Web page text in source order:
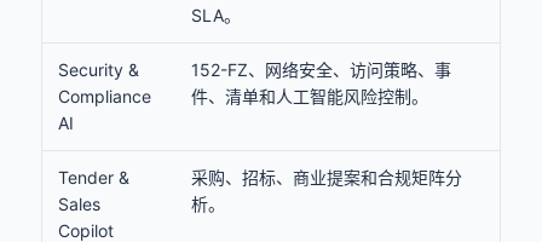
SLA。
Security &
Compliance
AI
152-FZ、网络安全、访问策略、事
件、清单和人工智能风险控制。
Tender &
Sales
Copilot
采购、招标、商业提案和合规矩阵分
析。